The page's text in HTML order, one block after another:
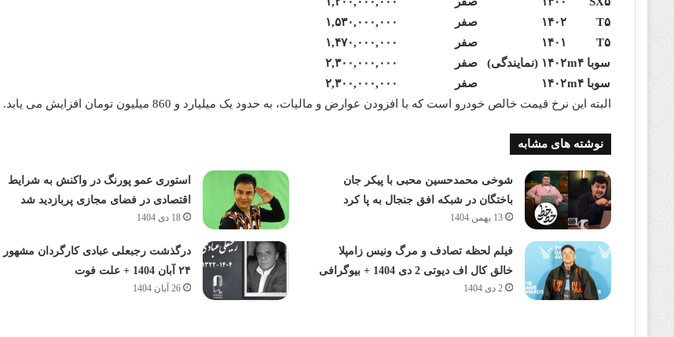
T۵
۱۴۰۲ صفر
۱,۵۳۰,۰۰۰,۰۰۰
T۵
۱۴۰۱ صفر
۱,۴۷۰,۰۰۰,۰۰۰
سوبا m۴
۱۴۰۲ (نمایندگی) صفر
۲,۳۰۰,۰۰۰,۰۰۰
سوبا m۴
۱۴۰۲ صفر
۲,۳۰۰,۰۰۰,۰۰۰
البته این نرخ قیمت خالص خودرو است که با افزودن عوارض و مالیات، به حدود یک میلیارد و 860 میلیون تومان افزایش می‌ یابد.
نوشته های مشابه
شوخی محمدحسین محبی با پیکر جان
باختگان در شبکه افق جنجال به پا کرد
13 بهمن 1404
استوری عمو پورنگ در واکنش به شرایط
اقتصادی در فضای مجازی پربازدید شد
18 دی 1404
فیلم لحظه تصادف و مرگ ونیس زامپلا
خالق کال اف دیوتی 2 دی 1404 + بیوگرافی
2 دی 1404
درگذشت رجبعلی عبادی کارگردان مشهور
۲۴ آبان 1404 + علت فوت
26 آبان 1404